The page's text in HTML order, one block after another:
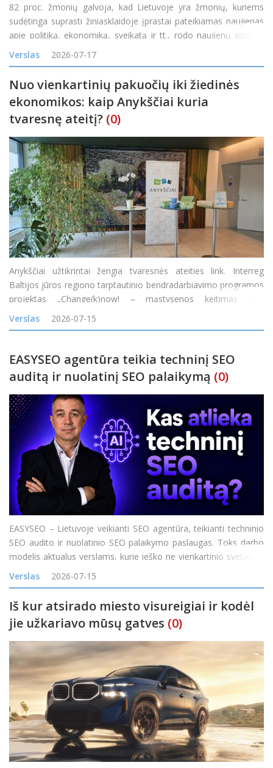
82 proc. žmonių galvoja, kad Lietuvoje yra žmonių, kuriems
sudėtinga suprasti žiniasklaidoje įprastai pateikiamas naujienas
apie politiką, ekonomiką, sveikatą ir tt., rodo naujienų portalo
„Delfi“ užsakymu atliktas reprezentatyvus „Spinter“ tyrimas. 71
proc. mano, kad y
Verslas 2026-07-17
Nuo vienkartinių pakuočių iki žiedinės
ekonomikos: kaip Anykščiai kuria
tvaresnę ateitį? (0)
Anykščiai užtikrintai žengia tvaresnės ateities link. Interreg
Baltijos jūros regiono tarptautinio bendradarbiavimo programos
projektas „Change(k)now! – mąstysenos keitimas nuo
vienkartinio naudojimo į žiedines arba daugkartinio naudojimo
maisto pristatymo sistemas Baltijos jūros
Verslas 2026-07-15
EASYSEO agentūra teikia techninį SEO
auditą ir nuolatinį SEO palaikymą (0)
EASYSEO – Lietuvoje veikianti SEO agentūra, teikianti techninio
SEO audito ir nuolatinio SEO palaikymo paslaugas. Toks darbo
modelis aktualus verslams, kurie ieško ne vienkartinio svetainės
problemų sąrašo, o komandos, galinčios nustatyti SEO
problemas, padėti jas išspręst
Verslas 2026-07-15
Iš kur atsirado miesto visureigiai ir kodėl
jie užkariavo mūsų gatves (0)